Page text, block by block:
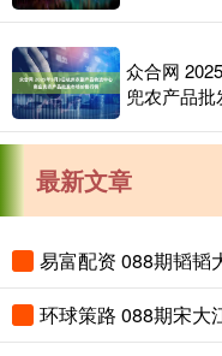
众合网
兜农产品
最新文章
易富配资 088期韬韬
环球策路 088期宋大